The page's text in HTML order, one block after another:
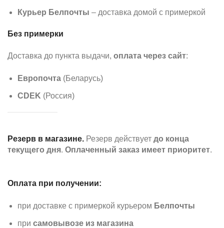
Курьер Белпочты – доставка домой с примеркой
Без примерки
Доставка до пункта выдачи, оплата через сайт:
Европочта (Беларусь)
CDEK (Россия)
Резерв в магазине. Резерв действует до конца
текущего дня. Оплаченный заказ имеет приоритет.
Оплата при получении:
при доставке с примеркой курьером Белпочты
при самовывозе из магазина